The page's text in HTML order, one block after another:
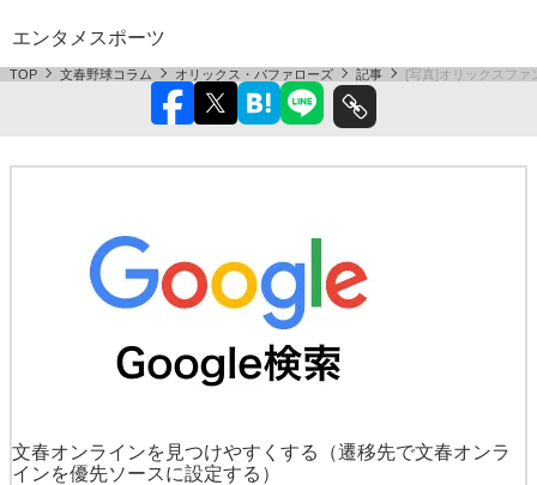
エンタメ スポーツ
TOP 文春野球コラム オリックス・バファローズ 記事 [写真]オリックスファ
文春オンラインを見つけやすくする
（遷移先で文春オンラ
インを優先ソースに設定する）